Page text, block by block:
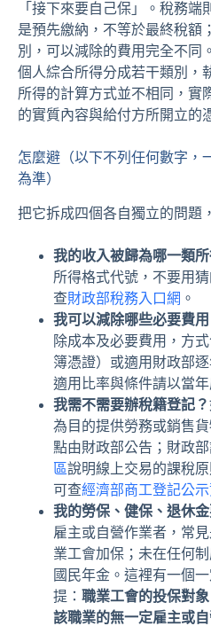
「接下來要自己保」。稅務端
是預先繳納，不等於最終稅額
別，可以減除的費用完全不同。
個人綜合所得分成若干類別，
所得的計算方式並不相同，實
的實質內容與給付方所開立的
怎麼避（以下不列任何數字，
為準）
把它拆成四個各自獨立的問題
我的收入被歸為哪一類所
所得格式代號，不要用
查財政部稅務入口網 。
我可以減除哪些必要費用
除成本及必要費用，方
簿憑證）或適用財政部
適用比率與條件請以當年
我需不需要辦稅籍登記？
為目的提供勞務或銷售
點由財政部公告；財政
區說明線上交易的課稅
可查經濟部商工登記公
我的勞保、健保、退休
雇主或自營作業者，常
業工會加保；未在任何
國民年金。這裡有一個
提： 職業工會的投保對象
該職業的無一定雇主或